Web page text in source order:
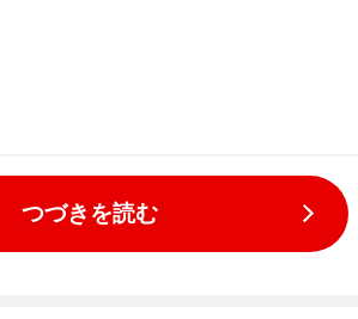
つづきを読む